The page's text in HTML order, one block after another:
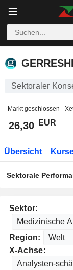
Sektoraler
Markt geschlossen -
26,30 EUR
Übersicht
Sektorale
Sektor:
Region:
X-Achse: